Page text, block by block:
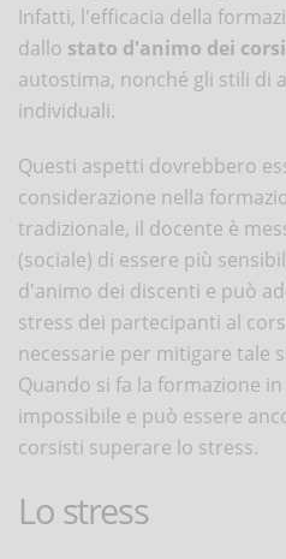
Infatti, l'efficacia della
dallo stato d'animo dei
autostima, nonché gli stili di
individuali.
Questi aspetti dovrebbero
considerazione nella
tradizionale, il docente è
(sociale) di essere più
d'animo dei discenti e può
stress dei partecipanti al
necessarie per mitigare tale
Quando si fa la formazione
impossibile e può essere
corsisti superare lo stress.
Lo stress